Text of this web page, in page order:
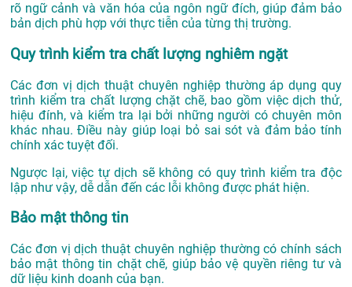
rõ ngữ cảnh và văn hóa của ngôn ngữ đích, giúp đảm bảo
bản dịch phù hợp với thực tiễn của từng thị trường.
Quy trình kiểm tra chất lượng nghiêm ngặt
Các đơn vị dịch thuật chuyên nghiệp thường áp dụng quy
trình kiểm tra chất lượng chặt chẽ, bao gồm việc dịch thử,
hiệu đính, và kiểm tra lại bởi những người có chuyên môn
khác nhau. Điều này giúp loại bỏ sai sót và đảm bảo tính
chính xác tuyệt đối.
Ngược lại, việc tự dịch sẽ không có quy trình kiểm tra độc
lập như vậy, dễ dẫn đến các lỗi không được phát hiện.
Bảo mật thông tin
Các đơn vị dịch thuật chuyên nghiệp thường có chính sách
bảo mật thông tin chặt chẽ, giúp bảo vệ quyền riêng tư và
dữ liệu kinh doanh của bạn.